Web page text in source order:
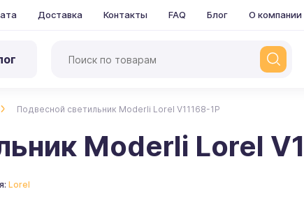
Доставка Контакты FAQ Блог О компании
Подвесной светильник Moderli Lorel V11168-1P
Moderli Lorel
Lorel